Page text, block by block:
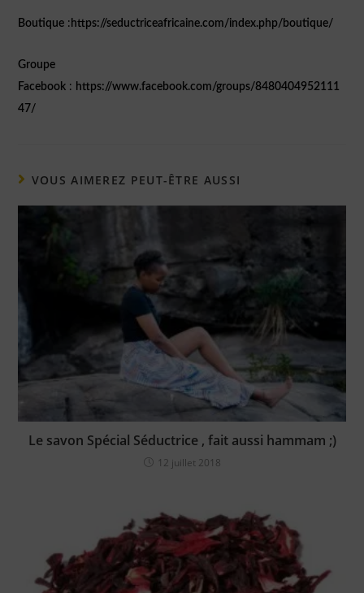
Boutique : https://seductriceafricaine.com/index.php/boutique/
Groupe
Facebook : https://www.facebook.com/groups/8480404952111
47/
VOUS AIMEREZ PEUT-ÊTRE AUSSI
Le savon Spécial Séductrice , fait aussi hammam ;)
12 juillet 2018